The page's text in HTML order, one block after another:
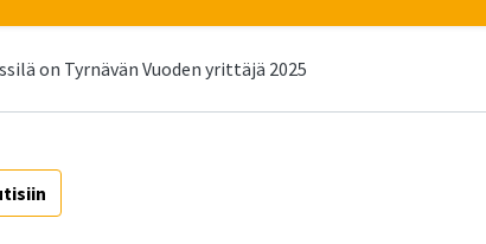
on Tyrnävän Vuoden yrittäjä 2025